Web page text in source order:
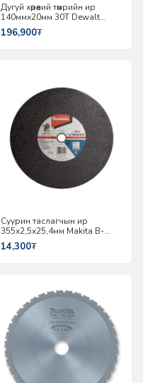
Дугуй хөрөөний төмрийн ир
140ммх20мм 30Т Dewalt
DT1923-QZ
196,900₮
Суурин таслагчын ир
355х2,5х25,4мм Makita B-
49448
14,300₮